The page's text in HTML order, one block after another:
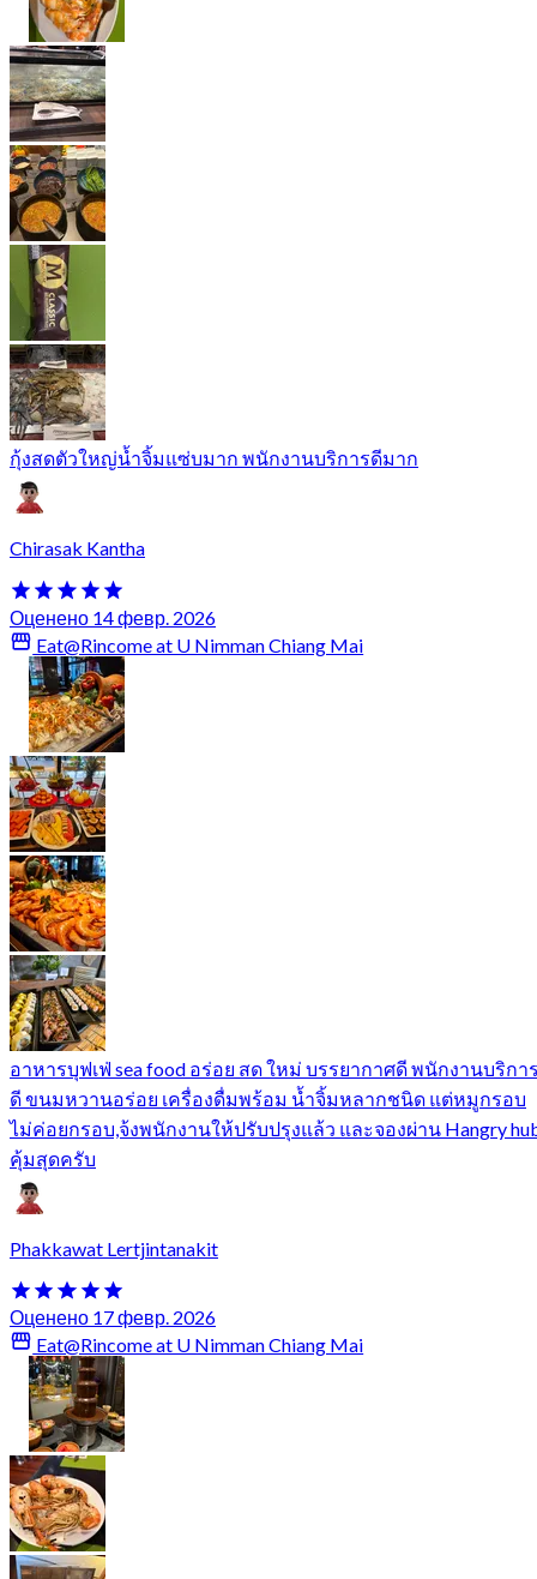
กุ้งสดตัวใหญ่น้ำจิ้มแซ่บมาก พนักงานบริการดีมาก
Chirasak Kantha
Оценено 14 февр. 2026
Eat@Rincome at U Nimman Chiang Mai
อาหารบุฟเฟ่ sea food อร่อย สด ใหม่ บรรยากาศดี พนักงานบริกา
ดี ขนมหวานอร่อย เครื่องดื่มพร้อม น้ำจิ้มหลากชนิด แต่หมูกรอบ
ไม่ค่อยกรอบ,จ้งพนักงานให้ปรับปรุงแล้ว และจองผ่าน Hangry
คุ้มสุดครับ
Phakkawat Lertjintanakit
Оценено 17 февр. 2026
Eat@Rincome at U Nimman Chiang Mai